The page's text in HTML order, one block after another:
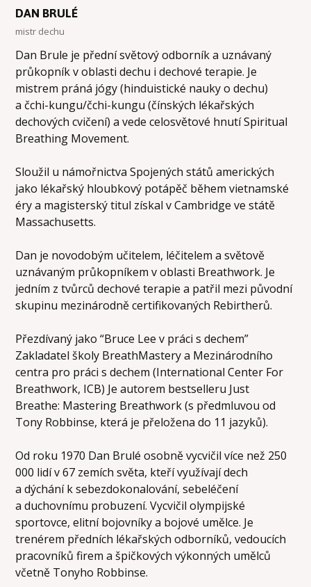
DAN BRULÉ
mistr dechu
Dan Brule je přední světový odborník a uznávaný
průkopník v oblasti dechu i dechové terapie. Je
mistrem práná jógy (hinduistické nauky o dechu)
a čchi-kungu/čchi-kungu (čínských lékařských
dechových cvičení) a vede celosvětové hnutí Spiritual
Breathing Movement.
Sloužil u námořnictva Spojených států amerických
jako lékařský hloubkový potápěč během vietnamské
éry a magisterský titul získal v Cambridge ve státě
Massachusetts.
Dan je novodobým učitelem, léčitelem a světově
uznávaným průkopníkem v oblasti Breathwork. Je
jedním z tvůrců dechové terapie a patřil mezi původní
skupinu mezinárodně certifikovaných Rebirtherů.
Přezdívaný jako “Bruce Lee v práci s dechem”
Zakladatel školy BreathMastery a Mezinárodního
centra pro práci s dechem (International Center For
Breathwork, ICB) Je autorem bestselleru Just
Breathe: Mastering Breathwork (s předmluvou od
Tony Robbinse, která je přeložena do 11 jazyků).
Od roku 1970 Dan Brulé osobně vycvičil více než 250
000 lidí v 67 zemích světa, kteří využívají dech
a dýchání k sebezdokonalování, sebeléčení
a duchovnímu probuzení. Vycvičil olympijské
sportovce, elitní bojovníky a bojové umělce. Je
trenérem předních lékařských odborníků, vedoucích
pracovníků firem a špičkových výkonných umělců
včetně Tonyho Robbinse.